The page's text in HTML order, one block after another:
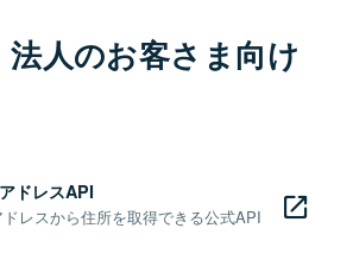
法人のお客さま向け
ドレスAPI
レスから住所を取得できる公式API